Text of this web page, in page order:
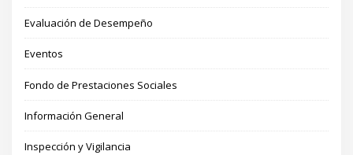
Evaluación de Desempeño
Eventos
Fondo de Prestaciones Sociales
Información General
Inspección y Vigilancia